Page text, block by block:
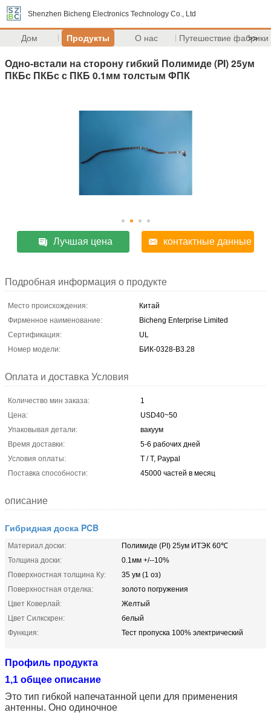
Shenzhen Bicheng Electronics Technology Co., Ltd
Дом Продукты О нас Путешествие фабрики
>>
Одно-встали на сторону гибкий Полимиде (PI) 25ум
ПКБс ПКБс с ПКБ 0.1мм толстым ФПК
Лучшая цена контактные данные
Подробная информация о продукте
Место происхождения:
Китай
Фирменное наименование:
Bicheng Enterprise Limited
Сертификация:
UL
Номер модели:
БИК-0328-В3.28
Оплата и доставка Условия
Количество мин заказа:
1
Цена:
USD40~50
Упаковывая детали:
вакуум
Время доставки:
5-6 рабочих дней
Условия оплаты:
T / T, Paypal
Поставка способности:
45000 частей в месяц
описание
Гибридная доска PCB
Материал доски:
Полимиде (PI) 25ум ИТЭК 60℃
Толщина доски:
0.1мм +/--10%
Поверхностная толщина Ку:
35 ум (1 оз)
Поверхностная отделка:
золото погружения
Цвет Коверлай:
Желтый
Цвет Силкскрен:
белый
Функция:
Тест пропуска 100% электрический
Профиль продукта
1,1 общее описание
Это тип гибкой напечатанной цепи для применения
антенны. Оно одиночное